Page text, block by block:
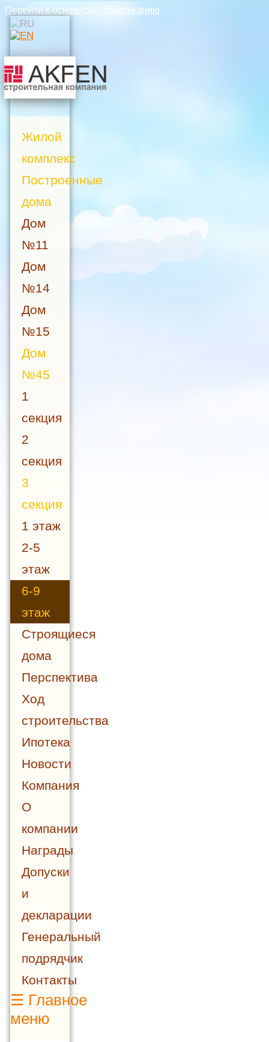
Перейти к основному содержанию
Жилой
комплекс
Построенные
дома
Дом
№11
Дом
№14
Дом
№15
Дом
№45
1
секция
2
секция
3
секция
1 этаж
2-5
этаж
6-9
этаж
Строящиеся
дома
Перспектива
Ход
строительства
Ипотека
Новости
Компания
О
компании
Награды
Допуски
и
декларации
Генеральный
подрядчик
Контакты
☰ Главное
меню